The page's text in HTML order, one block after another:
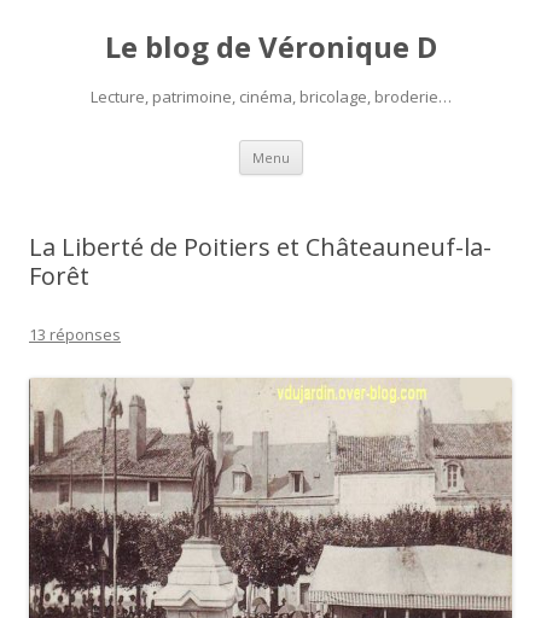
Le blog de Véronique D
Lecture, patrimoine, cinéma, bricolage, broderie…
Menu Aller
contenu
La Liberté de Poitiers et Châteauneuf-la-
Forêt
13 réponses